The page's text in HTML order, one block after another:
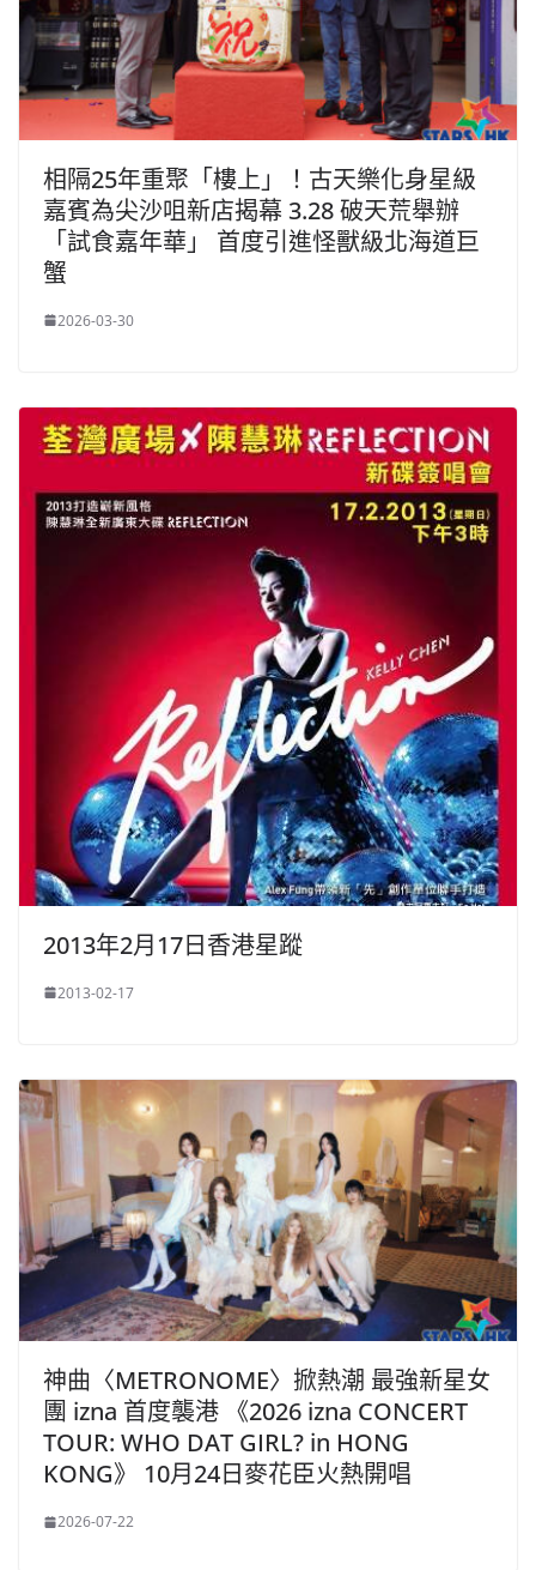
相隔25年重聚「樓上」！古天樂化身星級
嘉賓為尖沙咀新店揭幕 3.28 破天荒舉辦
「試食嘉年華」 首度引進怪獸級北海道巨
蟹
2026-03-30
2013年2月17日香港星蹤
2013-02-17
神曲〈METRONOME〉掀熱潮 最強新星女
團 izna 首度襲港 《2026 izna CONCERT
TOUR: WHO DAT GIRL? in HONG
KONG》 10月24日麥花臣火熱開唱
2026-07-22